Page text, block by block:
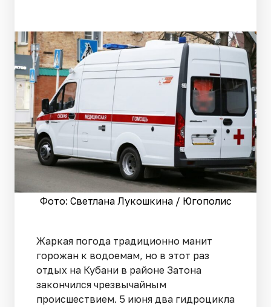
Фото: Светлана Лукошкина / Югополис
Жаркая погода традиционно манит
горожан к водоемам, но в этот раз
отдых на Кубани в районе Затона
закончился чрезвычайным
происшествием. 5 июня два гидроцикла